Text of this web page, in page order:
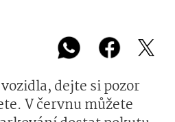
dejte si pozor
V červnu můžete